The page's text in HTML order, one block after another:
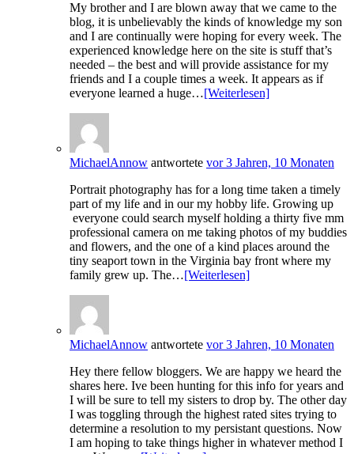
My brother and I are blown away that we came to the
blog, it is unbelievably the kinds of knowledge my son
and I are continually were hoping for every week. The
experienced knowledge here on the site is stuff that’s
needed – the best and will provide assistance for my
friends and I a couple times a week. It appears as if
everyone learned a huge…[Weiterlesen]
MichaelAnnow antwortete vor 3 Jahren, 10 Monaten
Portrait photography has for a long time taken a timely
part of my life and in our my hobby life. Growing up
everyone could search myself holding a thirty five mm
professional camera on me taking photos of my buddies
and flowers, and the one of a kind places around the
tiny seaport town in the Virginia bay front where my
family grew up. The…[Weiterlesen]
MichaelAnnow antwortete vor 3 Jahren, 10 Monaten
Hey there fellow bloggers. We are happy we heard the
shares here. Ive been hunting for this info for years and
I will be sure to tell my sisters to drop by. The other day
I was toggling through the highest rated sites trying to
determine a resolution to my persistant questions. Now
I am hoping to take things higher in whatever method I